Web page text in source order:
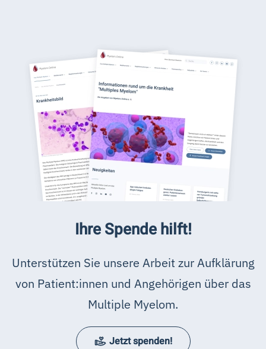
Ihre Spende hilft!
Unterstützen Sie unsere Arbeit zur Aufklärung
von Patient:innen und Angehörigen über das
Multiple Myelom.
Jetzt spenden!